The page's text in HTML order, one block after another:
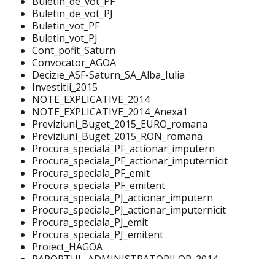
Buletin_de_vot_PJ
Buletin_vot_PF
Buletin_vot_PJ
Cont_pofit_Saturn
Convocator_AGOA
Decizie_ASF-Saturn_SA_Alba_Iulia
Investitii_2015
NOTE_EXPLICATIVE_2014
NOTE_EXPLICATIVE_2014_Anexa1
Previziuni_Buget_2015_EURO_romana
Previziuni_Buget_2015_RON_romana
Procura_speciala_PF_actionar_imputern
Procura_speciala_PF_actionar_imputernicit
Procura_speciala_PF_emit
Procura_speciala_PF_emitent
Procura_speciala_PJ_actionar_imputern
Procura_speciala_PJ_actionar_imputernicit
Procura_speciala_PJ_emit
Procura_speciala_PJ_emitent
Proiect_HAGOA